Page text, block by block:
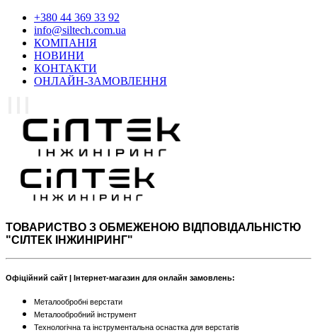
+380 44 369 33 92
info@siltech.com.ua
КОМПАНІЯ
НОВИНИ
КОНТАКТИ
ОНЛАЙН-ЗАМОВЛЕННЯ
ТОВАРИСТВО З ОБМЕЖЕНОЮ ВІДПОВІДАЛЬНІСТЮ
"СІЛТЕК ІНЖИНІРИНГ"
Офіційний сайт | Інтернет-магазин для онлайн замовлень:
Металообробні верстати
Металообробний інструмент
Технологічна та інструментальна оснастка для верстатів